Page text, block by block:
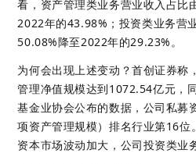
看，资产管理类业务营业收入占比
2022年的43.98%；投资类业务营
50.08%降至2022年的29.23%。
为何会出现上述变动？首创证券称
管理净值规模达到1072.54亿元，
基金业协会公布的数据，公司私募
项资产管理规模）排名行业第16位
资本市场波动加大，公司投资类业